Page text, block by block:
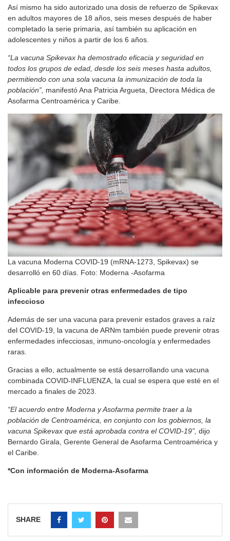
Así mismo ha sido autorizado una dosis de refuerzo de Spikevax
en adultos mayores de 18 años, seis meses después de haber
completado la serie primaria, así también su aplicación en
adolescentes y niños a partir de los 6 años.
“La vacuna Spikevax ha demostrado eficacia y seguridad en
todos los grupos de edad, desde los seis meses hasta adultos,
permitiendo con una sola vacuna la inmunización de toda la
población”, manifestó Ana Patricia Argueta, Directora Médica de
Asofarma Centroamérica y Caribe.
La vacuna Moderna COVID-19 (mRNA-1273, Spikevax) se
desarrolló en 60 días. Foto: Moderna -Asofarma
Aplicable para prevenir otras enfermedades de tipo
infeccioso
Además de ser una vacuna para prevenir estados graves a raíz
del COVID-19, la vacuna de ARNm también puede prevenir otras
enfermedades infecciosas, inmuno-oncología y enfermedades
raras.
Gracias a ello, actualmente se está desarrollando una vacuna
combinada COVID-INFLUENZA, la cual se espera que esté en el
mercado a finales de 2023.
“El acuerdo entre Moderna y Asofarma permite traer a la
población de Centroamérica, en conjunto con los gobiernos, la
vacuna Spikevax que está aprobada contra el COVID-19”, dijo
Bernardo Girala, Gerente General de Asofarma Centroamérica y
el Caribe.
*Con información de Moderna-Asofarma
SHARE